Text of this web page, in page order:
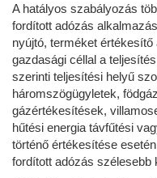
A hatályos szabályozás
fordított adózás
nyújtó, terméket
gazdasági céllal a
szerinti teljesítési helyű
háromszögügyletek,
gázértékesítések,
hűtési energia távfűtési
történő értékesítése
fordított adózás szélesebb